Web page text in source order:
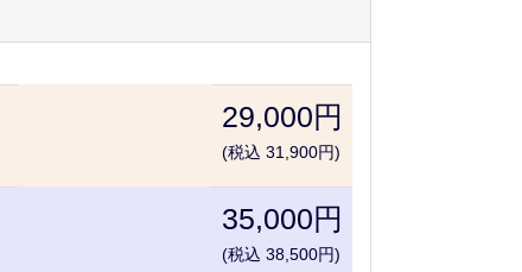
29,000円
(税込 31,900円)
35,000円
(税込 38,500円)